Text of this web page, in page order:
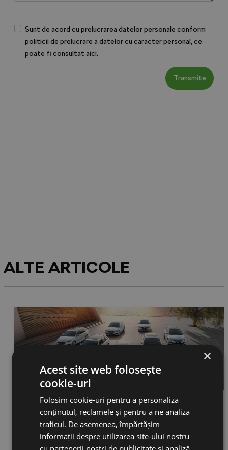
Sunt de acord cu prelucrarea datelor personale conform
politicii de prelucrare a datelor cu caracter personal, ce
poate fi consultat aici.
Transmite
ALTE ARTICOLE
×
Acest site web folosește
cookie-uri
Folosim cookie-uri pentru a personaliza
conținutul, reclamele și pentru a ne analiza
traficul. De asemenea, împărtășim
informații despre utilizarea site-ului nostru